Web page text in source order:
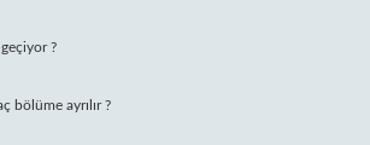
?
bölüme ayrılır ?